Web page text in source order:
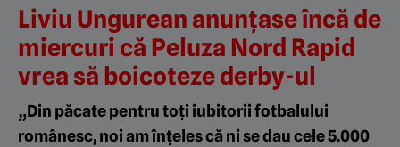
Liviu Ungurean anunțase încă de
miercuri că Peluza Nord Rapid
vrea să boicoteze derby-ul
„Din păcate pentru toți iubitorii fotbalului
românesc, noi am înțeles că ni se dau cele 5.000